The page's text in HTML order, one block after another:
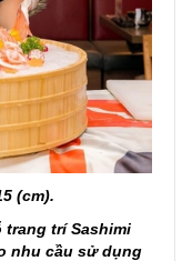
(cm).
trang trí Sashimi
nhu cầu sử dụng